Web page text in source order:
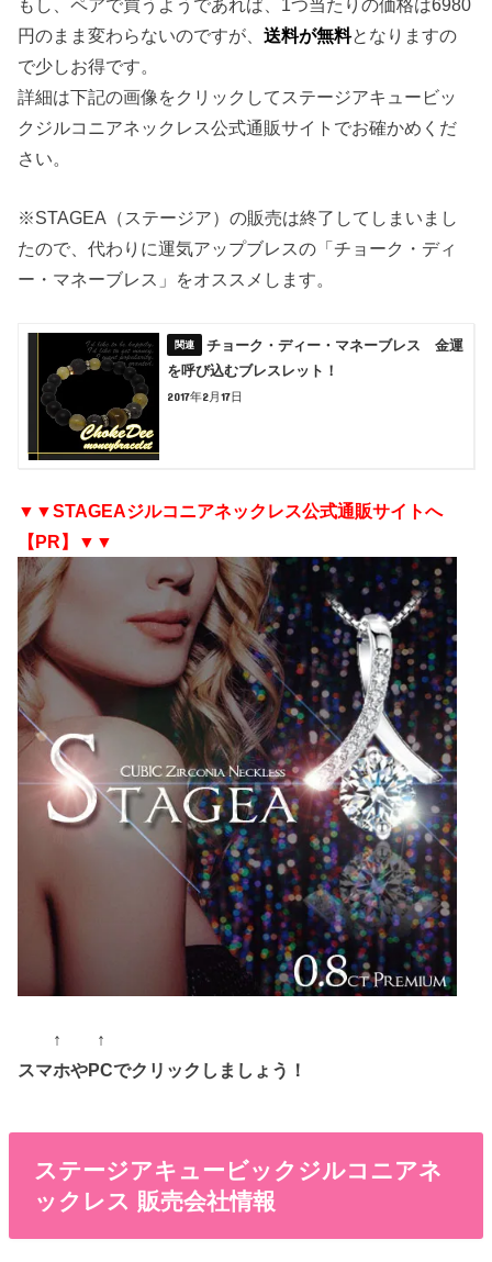
もし、ペアで買うようであれば、1つ当たりの価格は6980
円のまま変わらないのですが、送料が無料となりますの
で少しお得です。
詳細は下記の画像をクリックしてステージアキュービッ
クジルコニアネックレス公式通販サイトでお確かめくだ
さい。
※STAGEA（ステージア）の販売は終了してしまいまし
たので、代わりに運気アップブレスの「チョーク・ディ
ー・マネーブレス」をオススメします。
チョーク・ディー・マネーブレス 金運
を呼び込むブレスレット！
2017年2月17日
▼▼STAGEAジルコニアネックレス公式通販サイトへ
【PR】▼▼
↑ ↑
スマホやPCでクリックしましょう！
ステージアキュービックジルコニアネ
ックレス 販売会社情報